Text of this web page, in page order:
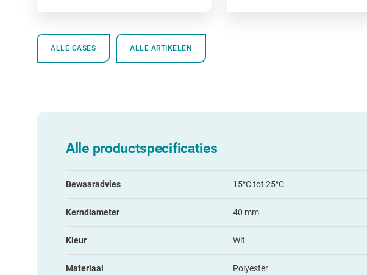
ALLE CASES ALLE ARTIKELEN
Alle productspecificaties
Bewaaradvies 15°C tot 25°C
Kerndiameter 40 mm
Kleur Wit
Materiaal Polyester